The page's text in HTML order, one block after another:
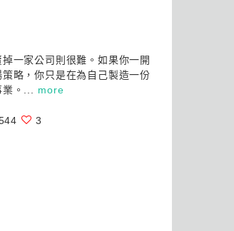
一家公司則很難。如果你一開
略，你只是在為自己製造一份
業。... more
3